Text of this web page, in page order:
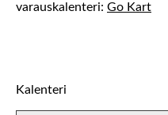
varauskalenteri: Go Kart
Kalenteri